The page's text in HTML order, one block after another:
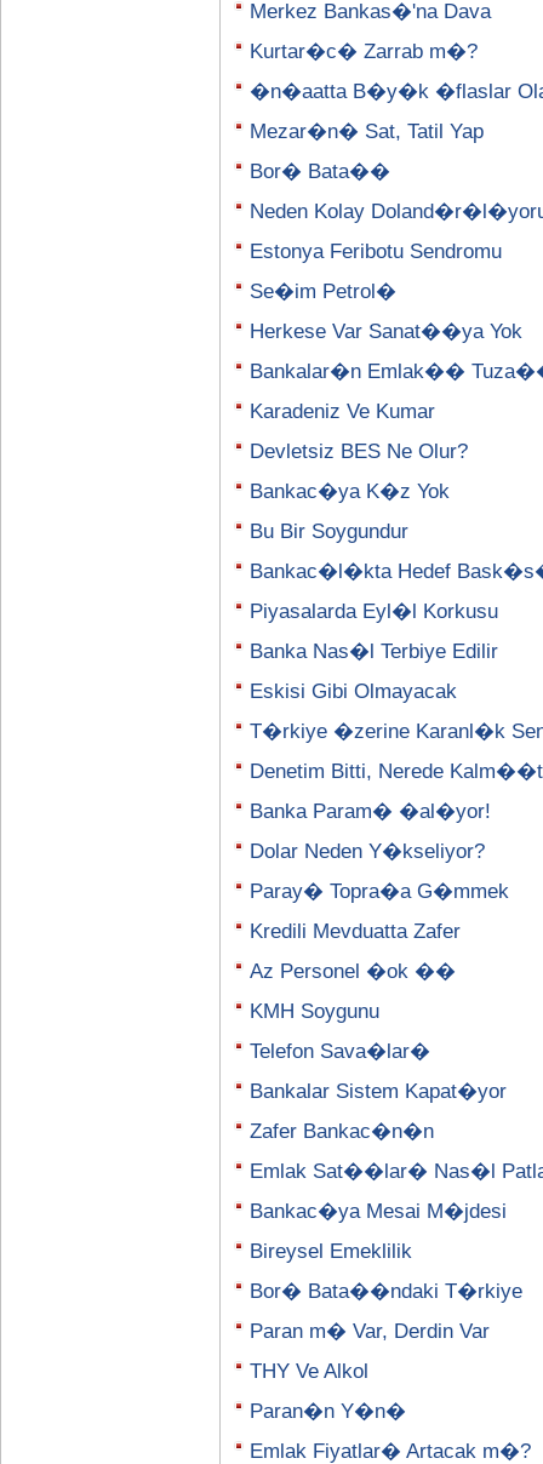
Merkez Bankas�'na Dava
Kurtar�c� Zarrab m�?
�n�aatta B�y�k �flaslar
Mezar�n� Sat, Tatil Yap
Bor� Bata��
Neden Kolay
Estonya Feribotu Sendromu
Se�im Petrol�
Herkese Var Sanat��ya Yok
Bankalar�n Emlak��
Karadeniz Ve Kumar
Devletsiz BES Ne Olur?
Bankac�ya K�z Yok
Bu Bir Soygundur
Bankac�l�kta Hedef
Piyasalarda Eyl�l Korkusu
Banka Nas�l Terbiye Edilir
Eskisi Gibi Olmayacak
T�rkiye �zerine Karanl�k
Denetim Bitti, Nerede
Banka Param� �al�yor!
Dolar Neden Y�kseliyor?
Paray� Topra�a G�mmek
Kredili Mevduatta Zafer
Az Personel �ok ��
KMH Soygunu
Telefon Sava�lar�
Bankalar Sistem Kapat�yor
Zafer Bankac�n�n
Emlak Sat��lar� Nas�l
Bankac�ya Mesai M�jdesi
Bireysel Emeklilik
Bor� Bata��ndaki T�rkiye
Paran m� Var, Derdin Var
THY Ve Alkol
Paran�n Y�n�
Emlak Fiyatlar� Artacak m�?